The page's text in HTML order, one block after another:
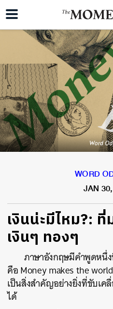
WORD
JAN
เงินน่ะมีไหม?:
เงินๆ ทองๆ
ภาษาอังกฤษมีคำพูดหนึ่
คือMoney makes the
เป็นสิ่งสำคัญอย่างยิ่งที่ขับเค
ได้